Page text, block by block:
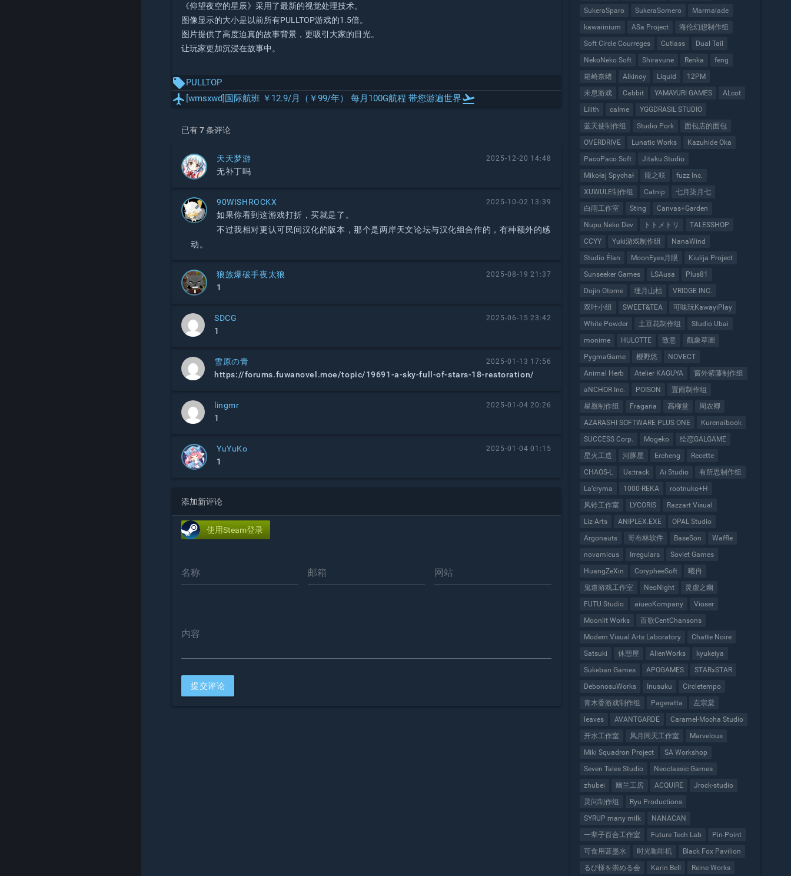
《仰望夜空的星辰》采用了最新的视觉处理技术。
图像显示的大小是以前所有PULLTOP游戏的1.5倍。
图片提供了高度迫真的故事背景，更吸引大家的目光。
让玩家更加沉浸在故事中。
local_offerPULLTOP
local_airport [wmsxwd]国际航班 ￥12.9/月（￥99/年） 每月100G航程 带您游遍世界flight_takeoff
已有 7 条评论
天天梦游 2025-12-20 14:48
无补丁吗
90WISHROCKX 2025-10-02 13:39
如果你看到这游戏打折，买就是了。
不过我相对更认可民间汉化的版本，那个是两岸天文论坛与汉化组合作的，有种额外的感
动。
狼族爆破手夜太狼 2025-08-19 21:37
1
SDCG 2025-06-15 23:42
1
雪原の青 2025-01-13 17:56
https://forums.fuwanovel.moe/topic/19691-a-sky-full-of-stars-18-restoration/
lingmr 2025-01-04 20:26
1
YuYuKo 2025-01-04 01:15
1
添加新评论
使用Steam登录
名称 邮箱 网站
内容
提交评论
SukeraSparo
SukeraSomero
Marmalade
kawaiinium
ASa Project
海伦幻想制作组
Soft Circle Courreges
Cutlass
Dual Tail
NekoNeko Soft
Shiravune Renka
feng
箱崎奈绪
Alkinoy Liquid
12PM
未息游戏
Cabbit YAMAYURI GAMES
ALcot
Lilith
calme
YGGDRASIL STUDIO
蓝天使制作组
Studio Pork
面包店的面包
OVERDRIVE
Lunatic Works
Kazuhide Oka
PacoPaco Soft
Jitaku Studio
Mikołaj Spychał
龍之咲
fuzz Inc.
XUWULE制作组
Catnip
七月柒月七
白雨工作室
Sting
Canvas+Garden
Nupu Neko Dev
トトメトリ
TALESSHOP
CCYY
Yuki游戏制作组
NanaWind
Studio Élan
MoonEyes月眼
Kiulija Project
Sunseeker Games
LSAusa
Plus81
Dojin Otome
埋月山枯
VRIDGE INC.
双叶小组
SWEET&TEA
可味玩KawayiPlay
White Powder
土豆花制作组
Studio Ubai
monime
HULOTTE 致意
觀象草圖
PygmaGame
樱野悠
NOVECT
Animal Herb
Atelier KAGUYA
窗外紫藤制作组
aNCHOR Inc.
POISON
置雨制作组
星愿制作组
Fragaria 高柳堂
周农卿
AZARASHI SOFTWARE PLUS ONE
Kurenaibook
SUCCESS Corp.
Mogeko
绘恋GALGAME
星火工造
河豚屋 Ercheng
Recette
CHAOS-L
Us:track Ai Studio
有所思制作组
La’cryma
1000-REKA
rootnuko+H
风铃工作室
LYCORIS
Razzart Visual
Liz-Arts
ANIPLEX.EXE
OPAL Studio
Argonauts
哥布林软件 BaseSon
Waffle
novamicus
Irregulars
Soviet Games
HuangZeXin
CorypheeSoft
曦冉
鬼道游戏工作室
NeoNight
灵虚之幽
FUTU Studio
aiueoKompany
Vioser
Moonlit Works
百歌CentChansons
Modern Visual Arts Laboratory
Chatte Noire
Satsuki
休憩屋 AlienWorks
kyukeiya
Sukeban Games
APOGAMES
STARxSTAR
DebonosuWorks
Inusuku
Circletempo
青木香游戏制作组
Pageratta
左宗棠
leaves
AVANTGARDE
Caramel-Mocha Studio
开水工作室
风月同天工作室
Marvelous
Miki Squadron Project
SA Workshop
Seven Tales Studio
Neoclassic Games
zhubei
幽兰工房 ACQUIRE
Jrock-studio
灵问制作组
Ryu Productions
SYRUP many milk
NANACAN
一辈子百合工作室
Future Tech Lab
Pin-Point
可食用蓝墨水
时光咖啡机
Black Fox Pavilion
るび様を崇める会
Karin Bell Reine Works